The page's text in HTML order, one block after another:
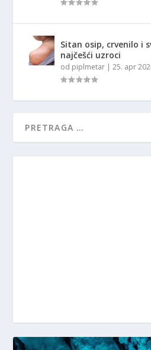
Sitan osip, crvenilo i
najčešći uzroci
od piplmetar |25. apr